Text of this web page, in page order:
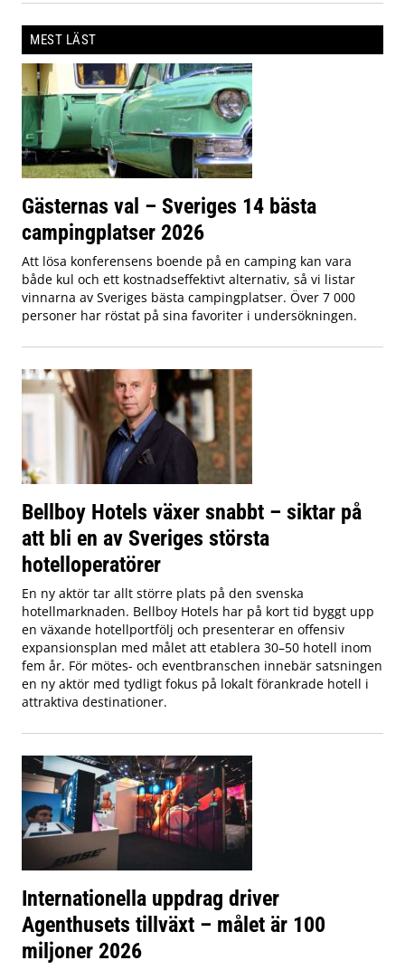
MEST LÄST
Gästernas val – Sveriges 14 bästa
campingplatser 2026
Att lösa konferensens boende på en camping kan vara
både kul och ett kostnadseffektivt alternativ, så vi listar
vinnarna av Sveriges bästa campingplatser. Över 7 000
personer har röstat på sina favoriter i undersökningen.
Bellboy Hotels växer snabbt – siktar på
att bli en av Sveriges största
hotelloperatörer
En ny aktör tar allt större plats på den svenska
hotellmarknaden. Bellboy Hotels har på kort tid byggt upp
en växande hotellportfölj och presenterar en offensiv
expansionsplan med målet att etablera 30–50 hotell inom
fem år. För mötes- och eventbranschen innebär satsningen
en ny aktör med tydligt fokus på lokalt förankrade hotell i
attraktiva destinationer.
Internationella uppdrag driver
Agenthusets tillväxt – målet är 100
miljoner 2026